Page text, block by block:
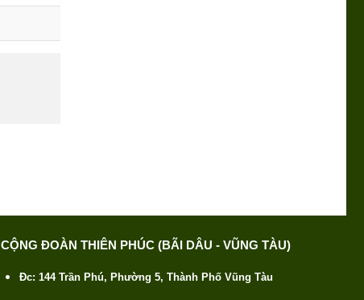
CỘNG ĐOÀN THIÊN PHÚC (BÃI DÂU - VŨNG TÀU)
Đc: 144 Trần Phú, Phường 5, Thành Phố Vũng Tàu